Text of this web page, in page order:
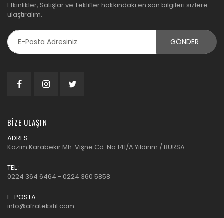
Etkinlikler, Satışlar ve Teklifler hakkındaki en son bilgileri sizlere
ulaştıralım.
BIZE ULAŞIN
ADRES:
Kazım Karabekir Mh. Vişne Cd. No:141/A Yıldırım / BURSA
TEL :
0224 364 6464 - 0224 360 5858
E-POSTA:
info@afratekstil.com